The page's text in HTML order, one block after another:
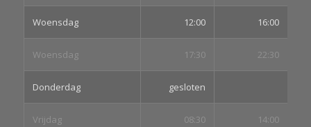
Woensdag 12:00 16:00
Woensdag 17:30 22:30
Donderdag gesloten
Vrijdag 08:30 14:00